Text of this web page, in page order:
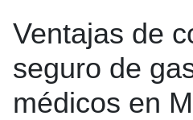
Ventajas de
seguro de
médicos en